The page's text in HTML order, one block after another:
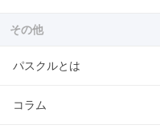
その他
パスクルとは
コラム